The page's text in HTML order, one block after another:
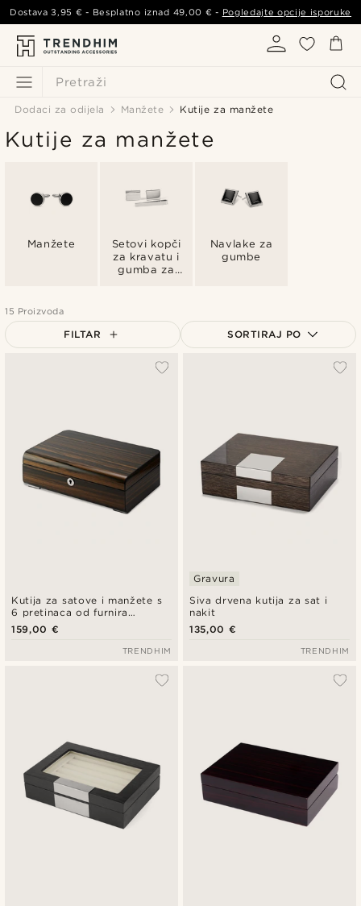
Pretraži
Dostava3,95 € - Besplatno iznad 49,00 € - Pogledajte opcije isporuke
Dodaci za odijela Manžete Kutije za manžete
Kutije za manžete
Manžete
Setovi kopči
za kravatu i
gumba za
Navlake za
gumbe
15 Proizvoda
FILTAR SORTIRAJ PO
Najviša cijena
Kutija za satove i manžete s
6 pretinaca od furnira
ebanovine
159,00 €
TRENDHIM
Siva drvena kutija za sat i
nakit
Gravura
135,00 €
TRENDHIM